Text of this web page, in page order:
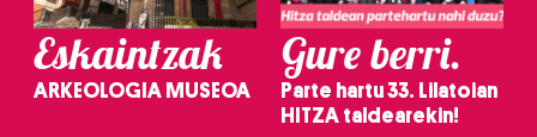
Eskaintzak
ARKEOLOGIA MUSEOA
Gure berri.
Parte hartu 33. Lilatoian
HITZA taldearekin!